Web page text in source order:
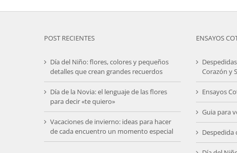
POST RECIENTES
Día del Niño: flores, colores y pequeños
detalles que crean grandes recuerdos
Día de la Novia: el lenguaje de las flores
para decir «te quiero»
Vacaciones de invierno: ideas para hacer
de cada encuentro un momento especial
ENSAYOS
Corazón y
Ensayos
Guia para
Despedida